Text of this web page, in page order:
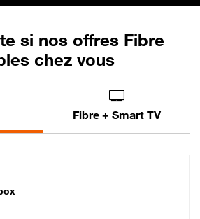
si nos offres Fibre
chez vous
Fibre + Smart TV
Livebox Lite Fibre